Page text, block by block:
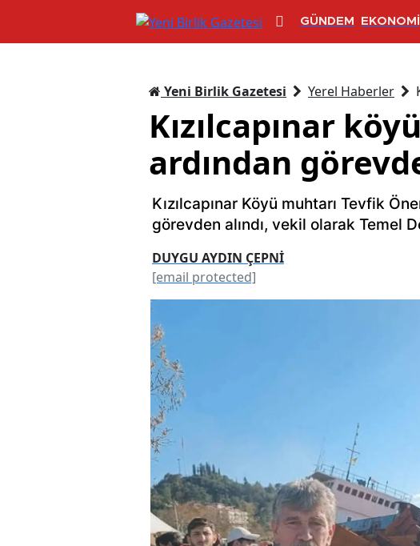
GÜNDEM EKONOMİ
Yeni Birlik Gazetesi Yerel Haberler
Kızılcapınar
ardından
Kızılcapınar Köyü muhtarı Tevfik
görevden alındı, vekil olarak Temel
DUYGU AYDIN ÇEPNİ
[email protected]